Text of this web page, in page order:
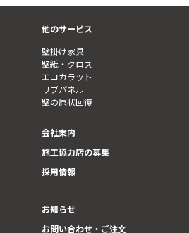
他のサービス
壁掛け家具
壁紙・クロス
エコカラット
リブパネル
壁の原状回復
会社案内
施工協力店の募集
採用情報
お知らせ
お問い合わせ・ご注文